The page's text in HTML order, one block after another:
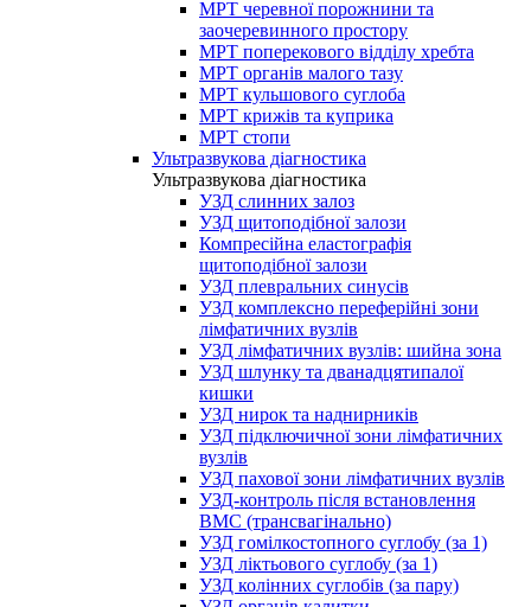
МРТ черевної порожнини та
заочеревинного простору
МРТ поперекового відділу хребта
МРТ органів малого тазу
МРТ кульшового суглоба
МРТ крижів та куприка
МРТ стопи
Ультразвукова діагностика
Ультразвукова діагностика
УЗД слинних залоз
УЗД щитоподібної залози
Компресійна еластографія
щитоподібної залози
УЗД плевральних синусів
УЗД комплексно переферійні зони
лімфатичних вузлів
УЗД лімфатичних вузлів: шийна зона
УЗД шлунку та дванадцятипалої
кишки
УЗД нирок та наднирників
УЗД підключичної зони лімфатичних
вузлів
УЗД пахової зони лімфатичних вузлів
УЗД-контроль після встановлення
ВМС (трансвагінально)
УЗД гомілкостопного суглобу (за 1)
УЗД ліктьового суглобу (за 1)
УЗД колінних суглобів (за пару)